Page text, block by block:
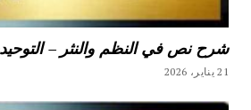
شرح نص في النظم والنثر –
21 يناير، 2026